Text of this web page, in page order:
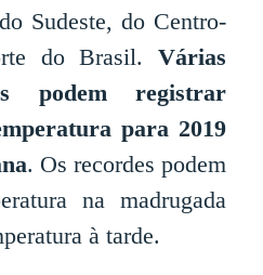
Sudeste, do Centro-
do Brasil. Várias
podem registrar
para 2019
. Os recordes podem
na madrugada
à tarde.